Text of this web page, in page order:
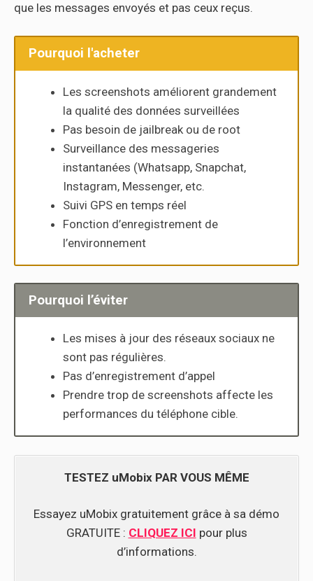
que les messages envoyés et pas ceux reçus.
Pourquoi l'acheter
Les screenshots améliorent grandement
la qualité des données surveillées
Pas besoin de jailbreak ou de root
Surveillance des messageries
instantanées (Whatsapp, Snapchat,
Instagram, Messenger, etc.
Suivi GPS en temps réel
Fonction d’enregistrement de
l’environnement
Pourquoi l’éviter
Les mises à jour des réseaux sociaux ne
sont pas régulières.
Pas d’enregistrement d’appel
Prendre trop de screenshots affecte les
performances du téléphone cible.
TESTEZ uMobix PAR VOUS MÊME
Essayez uMobix gratuitement grâce à sa démo
GRATUITE : CLIQUEZ ICI pour plus
d’informations.